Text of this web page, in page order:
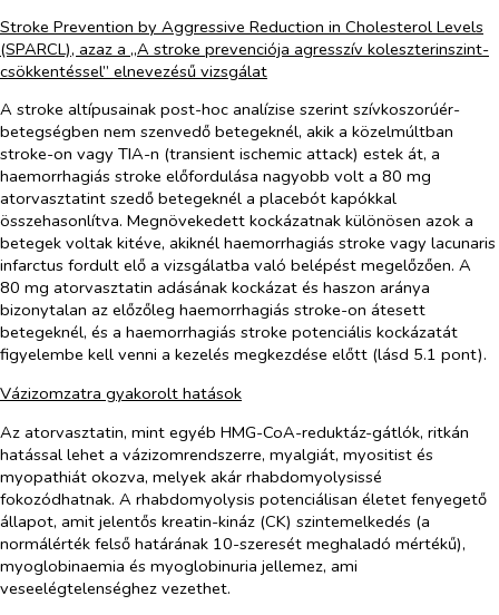
Stroke Prevention by Aggressive Reduction in Cholesterol Levels
(SPARCL), azaz a „A stroke prevenciója agresszív koleszterinszint-
csökkentéssel” elnevezésű vizsgálat
A stroke altípusainak post-hoc analízise szerint szívkoszorúér-
betegségben nem szenvedő betegeknél, akik a közelmúltban
stroke-on vagy TIA-n (transient ischemic attack) estek át, a
haemorrhagiás stroke előfordulása nagyobb volt a 80 mg
atorvasztatint szedő betegeknél a placebót kapókkal
összehasonlítva. Megnövekedett kockázatnak különösen azok a
betegek voltak kitéve, akiknél haemorrhagiás stroke vagy lacunaris
infarctus fordult elő a vizsgálatba való belépést megelőzően. A
80 mg atorvasztatin adásának kockázat és haszon aránya
bizonytalan az előzőleg haemorrhagiás stroke-on átesett
betegeknél, és a haemorrhagiás stroke potenciális kockázatát
figyelembe kell venni a kezelés megkezdése előtt (lásd 5.1 pont).
Vázizomzatra gyakorolt hatások
Az atorvasztatin, mint egyéb HMG-CoA-reduktáz-gátlók, ritkán
hatással lehet a vázizomrendszerre, myalgiát, myositist és
myopathiát okozva, melyek akár rhabdomyolysissé
fokozódhatnak. A rhabdomyolysis potenciálisan életet fenyegető
állapot, amit jelentős kreatin-kináz (CK) szintemelkedés (a
normálérték felső határának 10-szeresét meghaladó mértékű),
myoglobinaemia és myoglobinuria jellemez, ami
veseelégtelenséghez vezethet.